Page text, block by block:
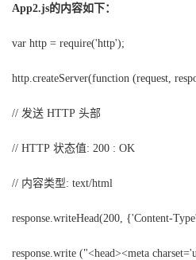
App2.js的内容如下：
var http = require('http');
http.createServer(function (request,
// 发送 HTTP 头部
// HTTP 状态值: 200 : OK
// 内容类型: text/html
response.writeHead(200, {'Content-
response.write ("<head><meta